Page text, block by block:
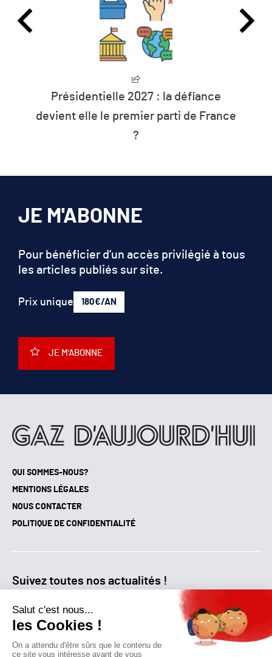
L’humanité vit désormais à crédit sur
les ressources de la planète
QUI SOMMES-NOUS?
MENTIONS LÉGALES
NOUS CONTACTER
POLITIQUE DE CONFIDENTIALITÉ
Suivez toutes nos actualités !
NEWSLETTER
JE M'ABONNE
Pour bénéficier d’un accès privilégié à tous
les articles publiés sur site.
Prix unique 180€/AN
JE M'ABONNE